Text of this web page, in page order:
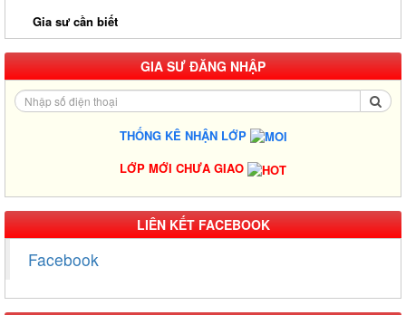
Gia sư cần biết
GIA SƯ ĐĂNG NHẬP
THỐNG KÊ NHẬN LỚP
LỚP MỚI CHƯA GIAO
LIÊN KẾT FACEBOOK
Facebook
Gia Sư Luyện Thi IELTS Cấp Tốc - Lộ Trình Đạt Band 6.0-8.0
Trong 2-4 Tháng
Gia sư luyện thi TOEIC - Phương pháp đạt 900+ điểm nhanh nhất
Gia Sư Piano Cho Trẻ Em Tại HCM